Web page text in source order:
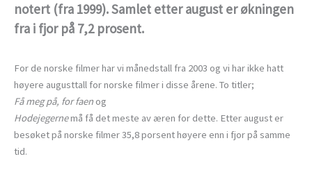
notert (fra 1999). Samlet etter august er økningen
fra i fjor på 7,2 prosent.
For de norske filmer har vi månedstall fra 2003 og vi har ikke hatt
høyere augusttall for norske filmer i disse årene. To titler;
Få meg på, for faen og
Hodejegernemå få det meste av æren for dette. Etter august er
besøket på norske filmer 35,8 porsent høyere enn i fjor på samme
tid.